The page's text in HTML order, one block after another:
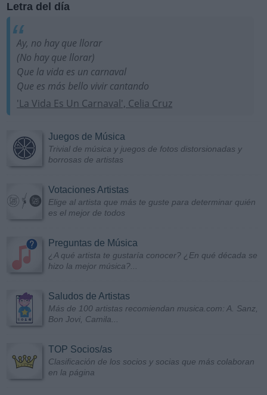
Letra del día
Ay, no hay que llorar
(No hay que llorar)
Que la vida es un carnaval
Que es más bello vivir cantando
'La Vida Es Un Carnaval', Celia Cruz
Juegos de Música
Trivial de música y juegos de fotos distorsionadas y
borrosas de artistas
Votaciones Artistas
Elige al artista que más te guste para determinar quién
es el mejor de todos
Preguntas de Música
¿A qué artista te gustaría conocer? ¿En qué década se
hizo la mejor música?...
Saludos de Artistas
Más de 100 artistas recomiendan musica.com: A. Sanz,
Bon Jovi, Camila...
TOP Socios/as
Clasificación de los socios y socias que más colaboran
en la página